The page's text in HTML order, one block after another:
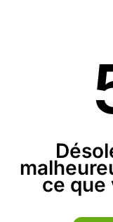
ce que